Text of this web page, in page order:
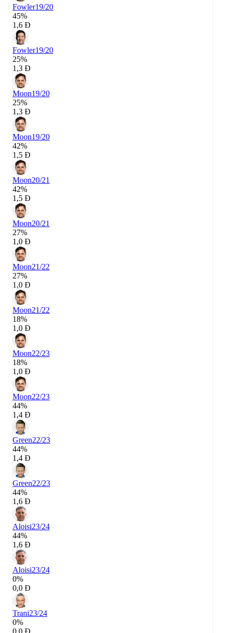
Fowler19/20
45%
1,6 Đ
Fowler19/20
25%
1,3 Đ
Moon19/20
25%
1,3 Đ
Moon19/20
42%
1,5 Đ
Moon20/21
42%
1,5 Đ
Moon20/21
27%
1,0 Đ
Moon21/22
27%
1,0 Đ
Moon21/22
18%
1,0 Đ
Moon22/23
18%
1,0 Đ
Moon22/23
44%
1,4 Đ
Green22/23
44%
1,4 Đ
Green22/23
44%
1,6 Đ
Aloisi23/24
44%
1,6 Đ
Aloisi23/24
0%
0,0 Đ
Trani23/24
0%